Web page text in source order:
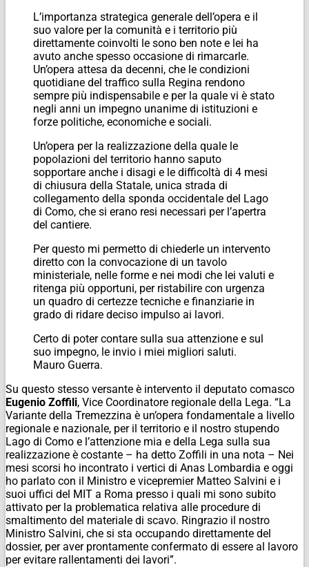
L’importanza strategica generale dell’opera e il
suo valore per la comunità e i territorio più
direttamente coinvolti le sono ben note e lei ha
avuto anche spesso occasione di rimarcarle.
Un’opera attesa da decenni, che le condizioni
quotidiane del traffico sulla Regina rendono
sempre più indispensabile e per la quale vi è stato
negli anni un impegno unanime di istituzioni e
forze politiche, economiche e sociali.
Un’opera per la realizzazione della quale le
popolazioni del territorio hanno saputo
sopportare anche i disagi e le difficoltà di 4 mesi
di chiusura della Statale, unica strada di
collegamento della sponda occidentale del Lago
di Como, che si erano resi necessari per l’apertra
del cantiere.
Per questo mi permetto di chiederle un intervento
diretto con la convocazione di un tavolo
ministeriale, nelle forme e nei modi che lei valuti e
ritenga più opportuni, per ristabilire con urgenza
un quadro di certezze tecniche e finanziarie in
grado di ridare deciso impulso ai lavori.
Certo di poter contare sulla sua attenzione e sul
suo impegno, le invio i miei migliori saluti.
Mauro Guerra.
Su questo stesso versante è intervento il deputato comasco
Eugenio Zoffili, Vice Coordinatore regionale della Lega. “La
Variante della Tremezzina è un’opera fondamentale a livello
regionale e nazionale, per il territorio e il nostro stupendo
Lago di Como e l’attenzione mia e della Lega sulla sua
realizzazione è costante – ha detto Zoffili in una nota – Nei
mesi scorsi ho incontrato i vertici di Anas Lombardia e oggi
ho parlato con il Ministro e vicepremier Matteo Salvini e i
suoi uffici del MIT a Roma presso i quali mi sono subito
attivato per la problematica relativa alle procedure di
smaltimento del materiale di scavo. Ringrazio il nostro
Ministro Salvini, che si sta occupando direttamente del
dossier, per aver prontamente confermato di essere al lavoro
per evitare rallentamenti dei lavori”.